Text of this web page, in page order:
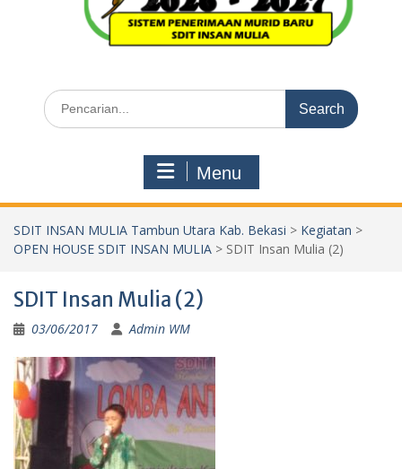
Search
for:
Menu
SDIT INSAN MULIA Tambun Utara Kab. Bekasi > Kegiatan >
OPEN HOUSE SDIT INSAN MULIA > SDIT Insan Mulia (2)
SDIT Insan Mulia (2)
03/06/2017 Admin WM